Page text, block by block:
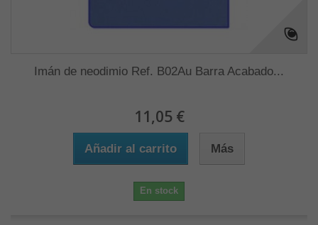
Imán de neodimio Ref. B02Au Barra Acabado...
11,05 €
Añadir al carrito Más
En stock